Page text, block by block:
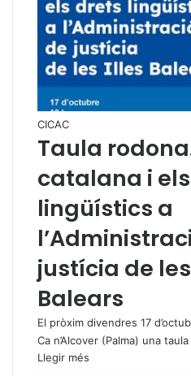
CICAC
Taula
catalana i
lingüístics a
justícia de
Balears
El pròxim divendres 17
Ca n’Alcover (Palma) una
Llegir més